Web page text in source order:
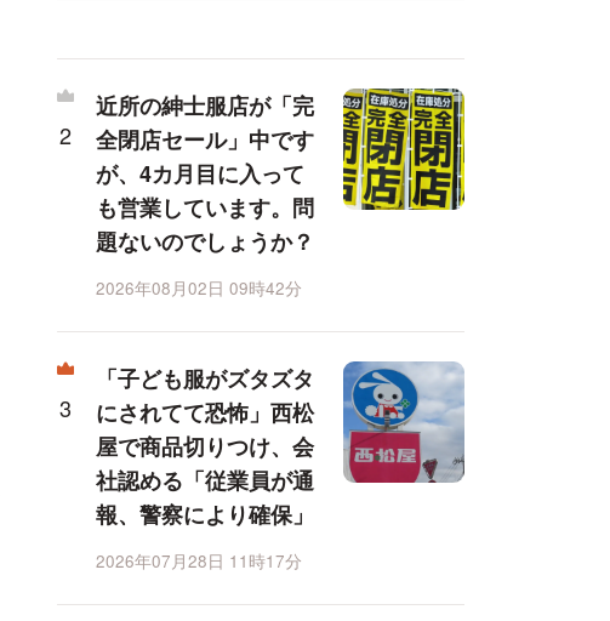
近所の紳士服店が「完
全閉店セール」中です
が、4カ月目に入って
も営業しています。問
題ないのでしょうか？
2026年08月02日 09時42分
「子ども服がズタズタ
にされてて恐怖」西松
屋で商品切りつけ、会
社認める「従業員が通
報、警察により確保」
2026年07月28日 11時17分